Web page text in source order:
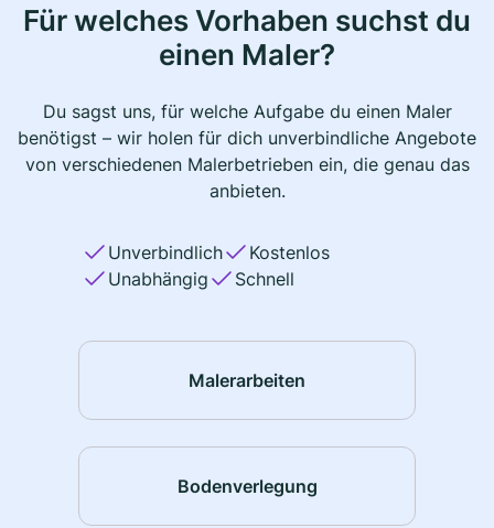
Für welches Vorhaben suchst du
einen Maler?
Du sagst uns, für welche Aufgabe du einen Maler
benötigst – wir holen für dich unverbindliche Angebote
von verschiedenen Malerbetrieben ein, die genau das
anbieten.
Unverbindlich
Kostenlos
Unabhängig
Schnell
Malerarbeiten
Bodenverlegung